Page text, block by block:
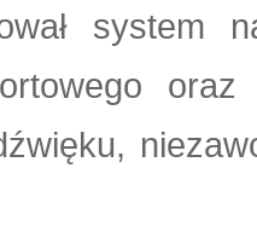
system